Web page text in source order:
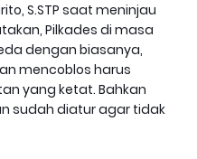
S.STP saat meninjau
Pilkades di masa
dengan biasanya,
mencoblos harus
yang ketat. Bahkan
sudah diatur agar tidak